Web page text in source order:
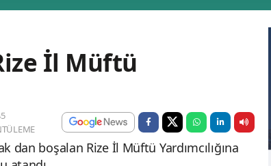
İl Müftü
boşalan Rize İl Müftü Yardımcılığına